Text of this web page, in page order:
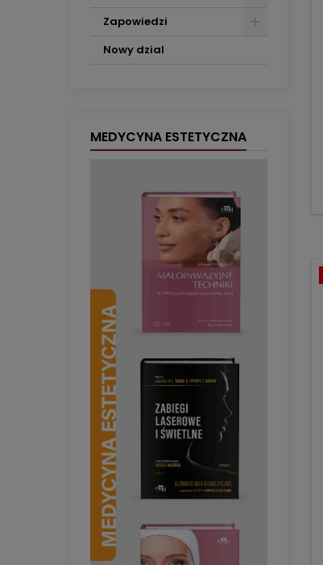
Zapowiedzi
Nowy dzial
MEDYCYNA ESTETYCZNA